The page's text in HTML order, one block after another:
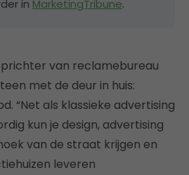
in MarketingTribune.
van reclamebureau
met de deur in huis:
“Net als klassieke advertising
kun je design, advertising
van de straat krijgen en
leveren